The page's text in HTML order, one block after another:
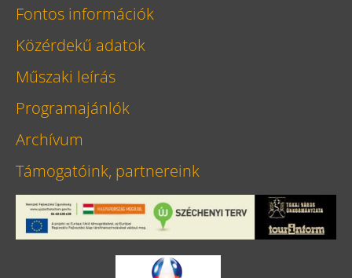
Fontos információk
Közérdekű adatok
Műszaki leírás
Programajánlók
Archívum
Támogatóink, partnereink